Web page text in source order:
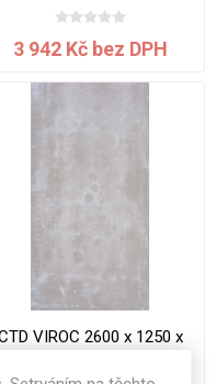
3 942 Kč bez DPH
VIROC 2600 x 1250 x
16mm grey